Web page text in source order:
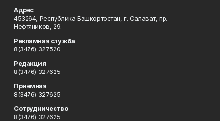
Адрес
453264, Республика Башкортостан, г. Салават, пр.
Нефтяников, 29.
Рекламная служба
8(3476) 327520
Редакция
8(3476) 327625
Приемная
8(3476) 327625
Сотрудничество
8(3476) 327625